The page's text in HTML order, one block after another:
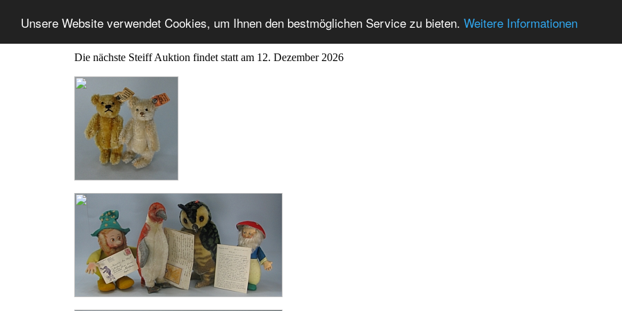
Unsere Website verwendet Cookies, um Ihnen den bestmöglichen Service zu bieten. Weitere Informationen
Die nächste Steiff Auktion findet statt am 12. Dezember 2026